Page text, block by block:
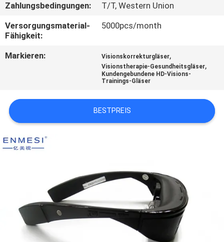
FORDERN
SIE EIN
ZITAT
ONLINE
SITEMAP
Zahlungsbedingungen:
T/T, Western Union
Versorgungsmaterial-
Fähigkeit:
5000pcs/month
Markieren: Visionskorrekturgläser,
Visionstherapie-Gesundheitsgläser,
Kundengebundene HD-Visions-
Trainings-Gläser
BESTPREIS